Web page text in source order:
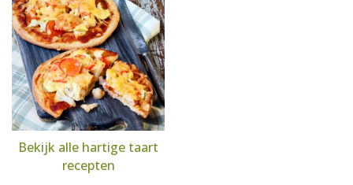
Bekijk alle hartige taart
recepten